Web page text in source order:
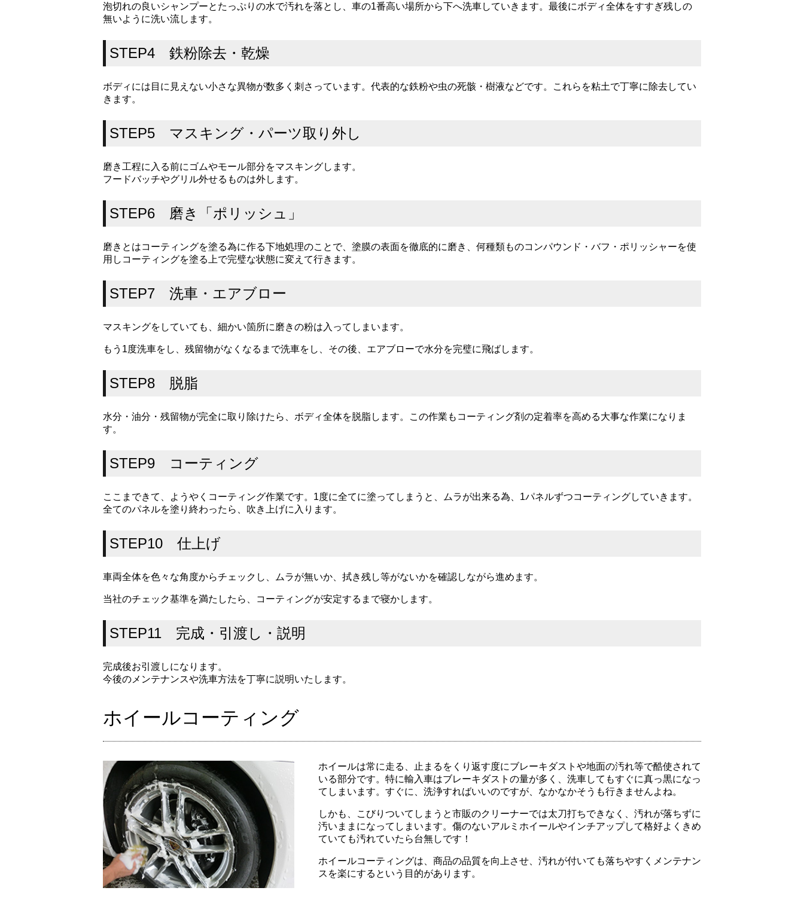
泡切れの良いシャンプーとたっぷりの水で汚れを落とし、車の1番高い場所から下へ洗車していきます。最後にボディ全体をすすぎ残しの
無いように洗い流します。
STEP4 鉄粉除去・乾燥
ボディには目に見えない小さな異物が数多く刺さっています。代表的な鉄粉や虫の死骸・樹液などです。これらを粘土で丁寧に除去してい
きます。
STEP5 マスキング・パーツ取り外し
磨き工程に入る前にゴムやモール部分をマスキングします。
フードバッチやグリル外せるものは外します。
STEP6 磨き「ポリッシュ」
磨きとはコーティングを塗る為に作る下地処理のことで、塗膜の表面を徹底的に磨き、何種類ものコンパウンド・バフ・ポリッシャーを使
用しコーティングを塗る上で完璧な状態に変えて行きます。
STEP7 洗車・エアブロー
マスキングをしていても、細かい箇所に磨きの粉は入ってしまいます。
もう1度洗車をし、残留物がなくなるまで洗車をし、その後、エアブローで水分を完璧に飛ばします。
STEP8 脱脂
水分・油分・残留物が完全に取り除けたら、ボディ全体を脱脂します。この作業もコーティング剤の定着率を高める大事な作業になりま
す。
STEP9 コーティング
ここまできて、ようやくコーティング作業です。1度に全てに塗ってしまうと、ムラが出来る為、1パネルずつコーティングしていきます。
全てのパネルを塗り終わったら、吹き上げに入ります。
STEP10 仕上げ
車両全体を色々な角度からチェックし、ムラが無いか、拭き残し等がないかを確認しながら進めます。
当社のチェック基準を満たしたら、コーティングが安定するまで寝かします。
STEP11 完成・引渡し・説明
完成後お引渡しになります。
今後のメンテナンスや洗車方法を丁寧に説明いたします。
ホイールコーティング
ホイールは常に走る、止まるをくり返す度にブレーキダストや地面の汚れ等で酷使されて
いる部分です。特に輸入車はブレーキダストの量が多く、洗車してもすぐに真っ黒になっ
てしまいます。すぐに、洗浄すればいいのですが、なかなかそうも行きませんよね。
しかも、こびりついてしまうと市販のクリーナーでは太刀打ちできなく、汚れが落ちずに
汚いままになってしまいます。傷のないアルミホイールやインチアップして格好よくきめ
ていても汚れていたら台無しです！
ホイールコーティングは、商品の品質を向上させ、汚れが付いても落ちやすくメンテナン
スを楽にするという目的があります。